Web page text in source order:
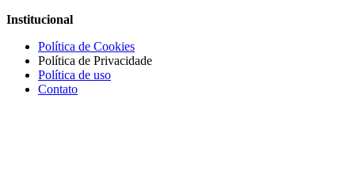
Institucional
Política de Cookies
Política de Privacidade
Política de uso
Contato